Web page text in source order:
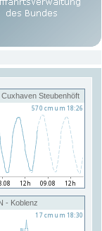
Cuxhaven Steubenhöft
- Koblenz